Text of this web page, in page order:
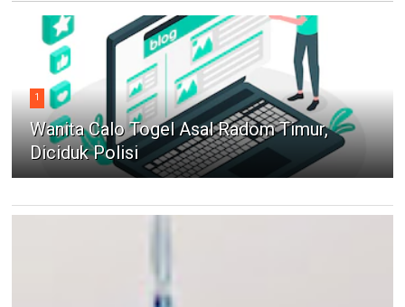
1
Wanita Calo Togel Asal Radom Timur,
Diciduk Polisi